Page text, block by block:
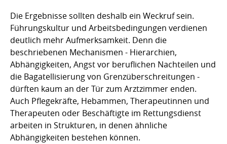
Die Ergebnisse sollten deshalb ein Weckruf sein.
Führungskultur und Arbeitsbedingungen verdienen
deutlich mehr Aufmerksamkeit. Denn die
beschriebenen Mechanismen - Hierarchien,
Abhängigkeiten, Angst vor beruflichen Nachteilen und
die Bagatellisierung von Grenzüberschreitungen -
dürften kaum an der Tür zum Arztzimmer enden.
Auch Pflegekräfte, Hebammen, Therapeutinnen und
Therapeuten oder Beschäftigte im Rettungsdienst
arbeiten in Strukturen, in denen ähnliche
Abhängigkeiten bestehen können.